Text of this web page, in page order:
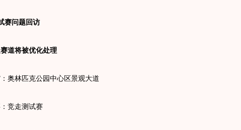
问题回访
将被优化处理
林匹克公园中心区景观大道
走测试赛